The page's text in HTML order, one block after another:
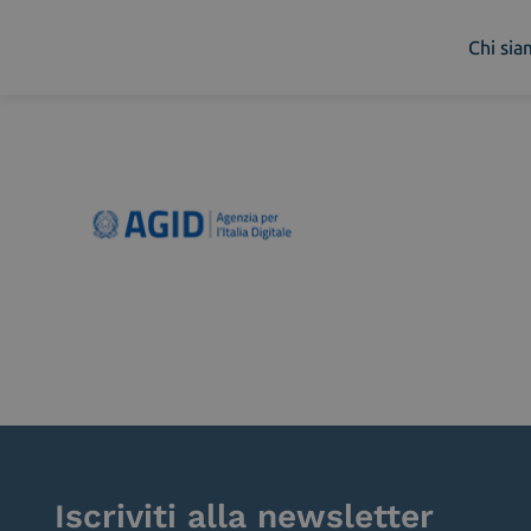
Chi
Piattaforme
Iscriviti alla newsletter